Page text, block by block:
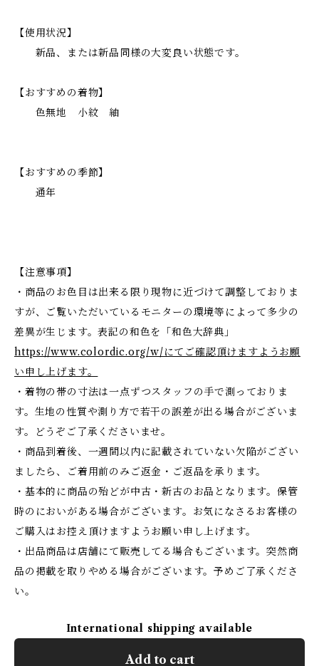
【使用状況】
新品、または新品同様の大変良い状態です。
【おすすめの着物】
色無地 小紋 紬
【おすすめの季節】
通年
【注意事項】
・商品のお色目は出来る限り現物に近づけて調整しておりま
すが、ご覧いただいているモニターの環境等によって多少の
差異が生じます。表記の和色を「和色大辞典」
https://www.colordic.org/w/にてご確認頂けますようお願
い申し上げます。
・着物の帯の寸法は一点ずつスタッフの手で測っておりま
す。生地の性質や測り方で若干の誤差が出る場合がございま
す。どうぞご了承くださいませ。
・商品到着後、一週間以内に記載されていない欠陥がござい
ましたら、ご着用前のみご返金・ご返品を承ります。
・基本的に商品の殆どが中古・新古のお品となります。保管
時のにおいがある場合がございます。お気になさるお客様の
ご購入はお控え頂けますようお願い申し上げます。
・出品商品は店舗にて販売してる場合もございます。突然商
品の掲載を取りやめる場合がございます。予めご了承くださ
い。
International shipping available
Add to cart